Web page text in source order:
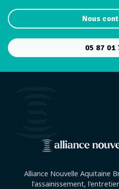
Nous
05 87 01
Alliance Nouvelle Aquitaine
l’assainissement,